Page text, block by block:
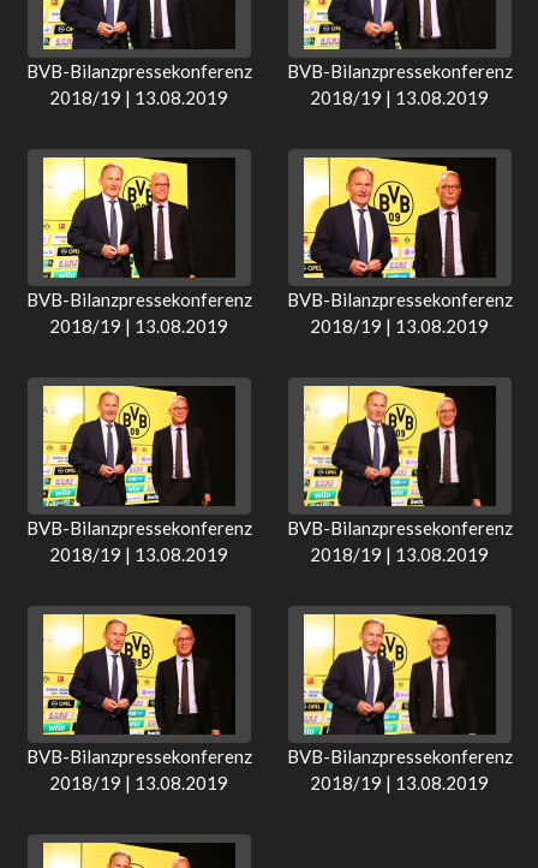
BVB-Bilanzpressekonferenz
2018/19 | 13.08.2019
BVB-Bilanzpressekonferenz
2018/19 | 13.08.2019
BVB-Bilanzpressekonferenz
2018/19 | 13.08.2019
BVB-Bilanzpressekonferenz
2018/19 | 13.08.2019
BVB-Bilanzpressekonferenz
2018/19 | 13.08.2019
BVB-Bilanzpressekonferenz
2018/19 | 13.08.2019
BVB-Bilanzpressekonferenz
2018/19 | 13.08.2019
BVB-Bilanzpressekonferenz
2018/19 | 13.08.2019